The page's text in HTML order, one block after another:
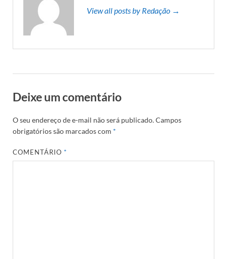
View all posts by Redação →
Deixe um comentário
O seu endereço de e-mail não será publicado.Campos
obrigatórios são marcados com *
COMENTÁRIO*